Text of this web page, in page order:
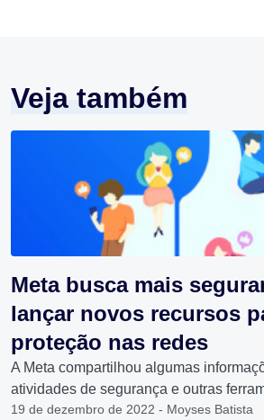
Veja também
Meta busca mais
lançar novos recursos
proteção nas redes
A Meta compartilhou algumas
atividades de segurança e outras
19 de dezembro de 2022 - Moyses Batista